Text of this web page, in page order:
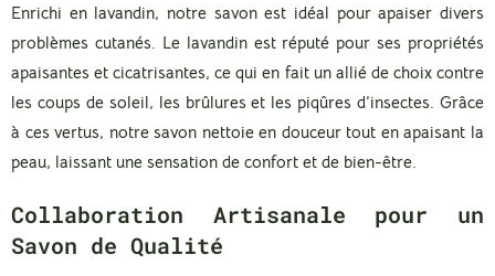
Enrichi en lavandin, notre savon est idéal pour apaiser divers
problèmes cutanés. Le lavandin est réputé pour ses propriétés
apaisantes et cicatrisantes, ce qui en fait un allié de choix contre
les coups de soleil, les brûlures et les piqûres d’insectes. Grâce
à ces vertus, notre savon nettoie en douceur tout en apaisant la
peau, laissant une sensation de confort et de bien-être.
Collaboration Artisanale pour un
Savon de Qualité